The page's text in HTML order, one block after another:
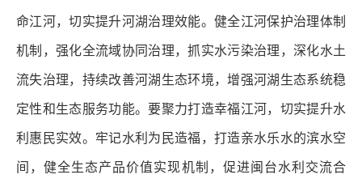
命江河，切实提升河湖治理效能。健全江河保护治理体制
机制，强化全流域协同治理，抓实水污染治理，深化水土
流失治理，持续改善河湖生态环境，增强河湖生态系统稳
定性和生态服务功能。要聚力打造幸福江河，切实提升水
利惠民实效。牢记水利为民造福，打造亲水乐水的滨水空
间，健全生态产品价值实现机制，促进闽台水利交流合